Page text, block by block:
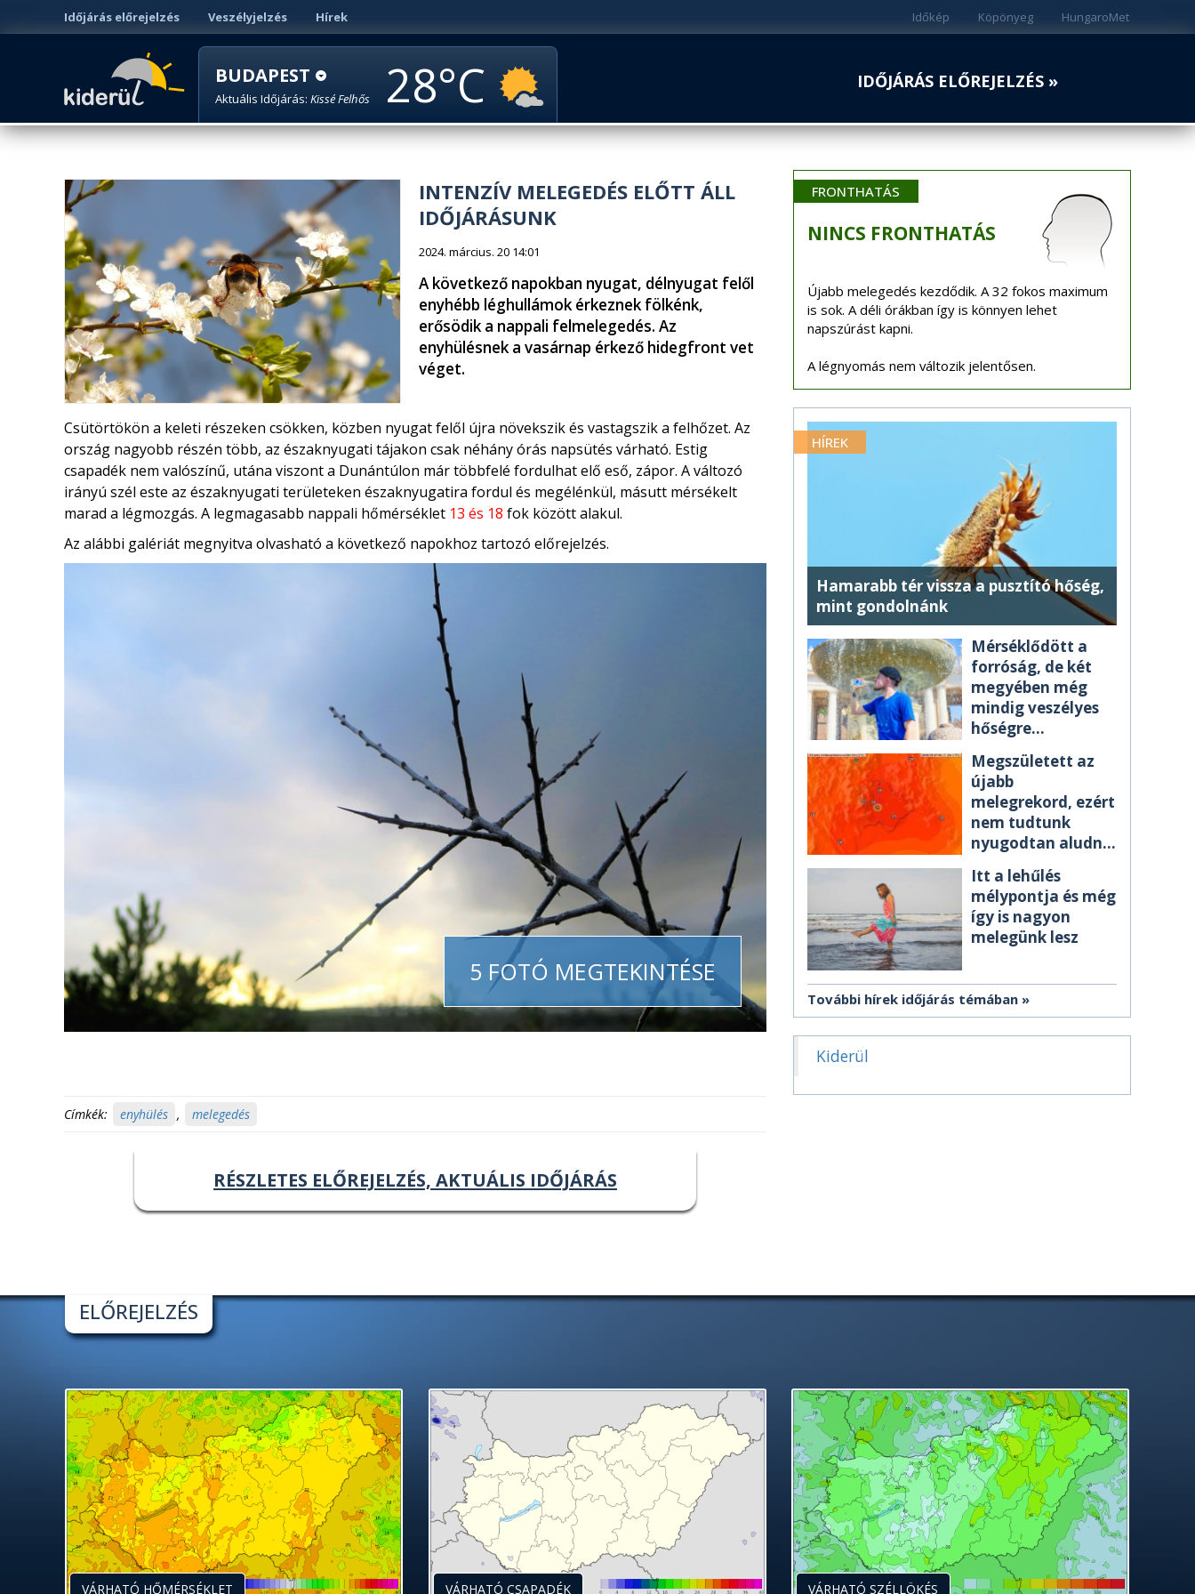
Időjárás előrejelzés Veszélyjelzés Hírek HungaroMet
Köpönyeg
Időkép
BUDAPEST
Aktuális Időjárás: Kissé Felhős 28 IDŐJÁRÁS ELŐREJELZÉS »
INTENZÍV MELEGEDÉS ELŐTT ÁLL
IDŐJÁRÁSUNK
2024. március. 20 14:01
A következő napokban nyugat, délnyugat felől
enyhébb léghullámok érkeznek fölkénk,
erősödik a nappali felmelegedés. Az
enyhülésnek a vasárnap érkező hidegfront vet
véget.
Csütörtökön a keleti részeken csökken, közben nyugat felől újra növekszik és vastagszik a felhőzet. Az
ország nagyobb részén több, az északnyugati tájakon csak néhány órás napsütés várható. Estig
csapadék nem valószínű, utána viszont a Dunántúlon már többfelé fordulhat elő eső, zápor. A változó
irányú szél este az északnyugati területeken északnyugatira fordul és megélénkül, másutt mérsékelt
marad a légmozgás. A legmagasabb nappali hőmérséklet 13 és 18 fok között alakul.
Az alábbi galériát megnyitva olvasható a következő napokhoz tartozó előrejelzés.
5 FOTÓ MEGTEKINTÉSE
Címkék: enyhülés , melegedés
RÉSZLETES ELŐREJELZÉS, AKTUÁLIS IDŐJÁRÁS
FRONTHATÁS
NINCS FRONTHATÁS
Újabb melegedés kezdődik. A 32 fokos maximum
is sok. A déli órákban így is könnyen lehet
napszúrást kapni.
A légnyomás nem változik jelentősen.
HÍREK
Hamarabb tér vissza a pusztító hőség,
mint gondolnánk
Mérséklődött a
forróság, de két
megyében még
mindig veszélyes
hőségre
Megszületett az
újabb
melegrekord, ezért
nem tudtunk
nyugodtan aludni
Itt a lehűlés
mélypontja és még
így is nagyon
melegünk lesz
További hírek időjárás témában
Kiderül
ELŐREJELZÉS
VÁRHATÓ HŐMÉRSÉKLET VÁRHATÓ CSAPADÉK VÁRHATÓ SZÉLLÖKÉS